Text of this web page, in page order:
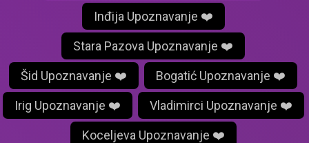
Inđija Upoznavanje ❤️
Stara Pazova Upoznavanje ❤️
Šid Upoznavanje ❤️ Bogatić Upoznavanje ❤️
Irig Upoznavanje ❤️ Vladimirci Upoznavanje ❤️
Koceljeva Upoznavanje ❤️